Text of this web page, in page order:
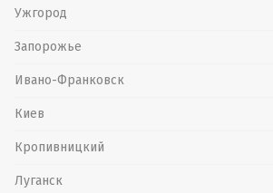
Ужгород
Запорожье
Ивано-Франковск
Киев
Кропивницкий
Луганск